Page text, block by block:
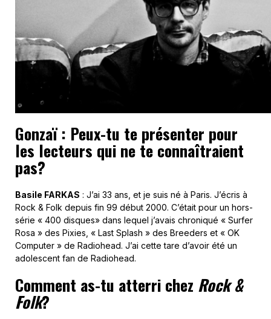
Gonzaï : Peux-tu te présenter pour
les lecteurs qui ne te connaîtraient
pas?
Basile FARKAS : J’ai 33 ans, et je suis né à Paris. J’écris à
Rock & Folk depuis fin 99 début 2000. C’était pour un hors-
série « 400 disques» dans lequel j’avais chroniqué « Surfer
Rosa » des Pixies, « Last Splash » des Breeders et « OK
Computer » de Radiohead. J’ai cette tare d’avoir été un
adolescent fan de Radiohead.
Comment as-tu atterri chez Rock &
Folk?